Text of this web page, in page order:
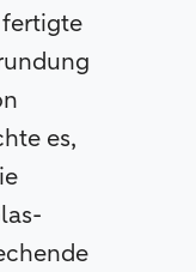
fertigte
es,